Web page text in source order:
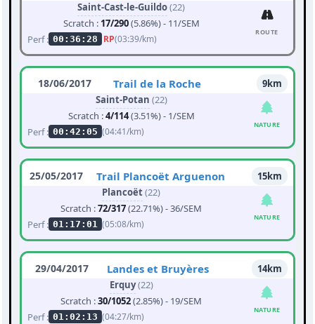
Saint-Cast-le-Guildo(22)
Scratch : 17/290(5.86%) - 11/SEM
Perf : 00:36:28 RP(03:39/km)
ROUTE
18/06/2017 Trail de la Roche
9km
Saint-Potan (22)
Scratch :4/114(3.51%) - 1/SEM
Perf : 00:42:05 (04:41/km)
NATURE
25/05/2017 Trail Plancoët Arguenon
15km
Plancoët(22)
Scratch :72/317(22.71%) - 36/SEM
Perf : 01:17:01 (05:08/km)
NATURE
29/04/2017 Landes et Bruyères
14km
Erquy(22)
Scratch :30/1052(2.85%) - 19/SEM
Perf : 01:02:13 (04:27/km)
NATURE